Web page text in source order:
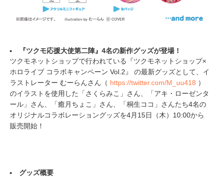
『ツクモ応援大使第二陣』4名の新作グッズが登場！
ツクモネットショップで行われている『ツクモネットショップ×
ホロライブ コラボキャンペーン Vol.2』 の最新グッズとして、イ
ラストレーター むーらんさん（ https://twitter.com/M_uu418 ）
のイラストを使用した「さくらみこ」さん、「アキ・ローゼンタ
ール」さん、「癒月ちょこ」さん、「桐生ココ」さんたち4名の
オリジナルコラボレーショングッズを4月15日（木）10:00から
販売開始！
グッズ概要